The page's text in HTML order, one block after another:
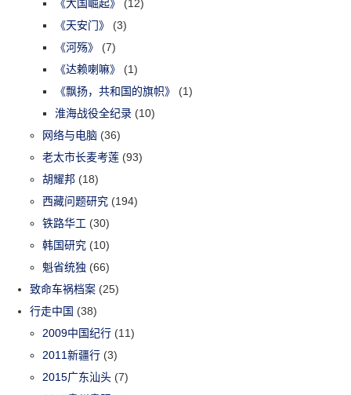
《大国崛起》
(12)
《天安门》
(3)
《河殇》
(7)
《达赖喇嘛》
(1)
《飘扬，共和国的旗帜》
(1)
淮海战役全纪录 (10)
网络与电脑 (36)
老太市长麦考莲 (93)
胡耀邦 (18)
西藏问题研究 (194)
铁路华工 (30)
韩国研究 (10)
魁省统独 (66)
致命车祸档案 (25)
行走中国 (38)
2009中国纪行 (11)
2011新疆行 (3)
2015广东汕头 (7)